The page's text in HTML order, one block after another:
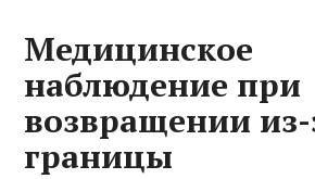
Медицинское
наблюдение при
возвращении из-
границы